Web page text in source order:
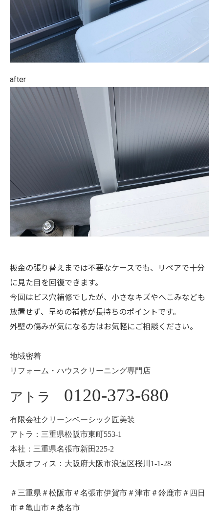
after
板金の張り替えまでは不要なケースでも、リペアで十分
に見た目を回復できます。
今回はビス穴補修でしたが、小さなキズやへこみなども
放置せず、早めの補修が長持ちのポイントです。
外壁の傷みが気になる方はお気軽にご相談ください。
地域密着
リフォーム・ハウスクリーニング専門店
アトラ 0120-373-680
有限会社クリーンベーシック匠美装
アトラ：三重県松阪市東町553-1
本社：三重県名張市新田225-2
大阪オフィス：大阪府大阪市浪速区桜川1-1-28
＃三重県＃松阪市＃名張市伊賀市＃津市＃鈴鹿市＃四日
市＃亀山市＃桑名市